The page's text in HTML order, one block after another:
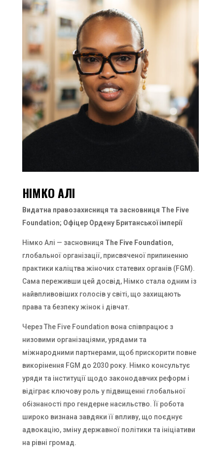
НІМКО АЛІ
Видатна правозахисниця та засновниця The Five
Foundation; Офіцер Ордену Британської імперії
Німко Алі — засновниця The Five Foundation,
глобальної організації, присвяченої припиненню
практики каліцтва жіночих статевих органів (FGM).
Сама переживши цей досвід, Німко стала одним із
найвпливовіших голосів у світі, що захищають
права та безпеку жінок і дівчат.
Через The Five Foundation вона співпрацює з
низовими організаціями, урядами та
міжнародними партнерами, щоб прискорити повне
викорінення FGM до 2030 року. Німко консультує
уряди та інституції щодо законодавчих реформ і
відіграє ключову роль у підвищенні глобальної
обізнаності про гендерне насильство. Її робота
широко визнана завдяки її впливу, що поєднує
адвокацію, зміну державної політики та ініціативи
на рівні громад.